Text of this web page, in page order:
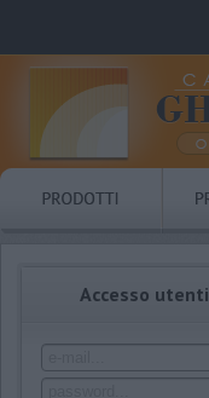
Accesso utenti